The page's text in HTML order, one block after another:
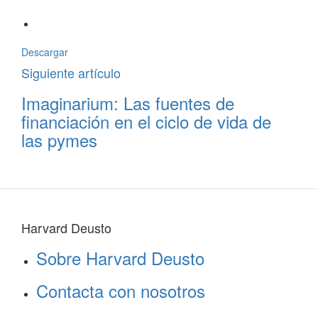
Descargar
Siguiente artículo
Imaginarium: Las fuentes de
financiación en el ciclo de vida de
las pymes
Harvard Deusto
Sobre Harvard Deusto
Contacta con nosotros